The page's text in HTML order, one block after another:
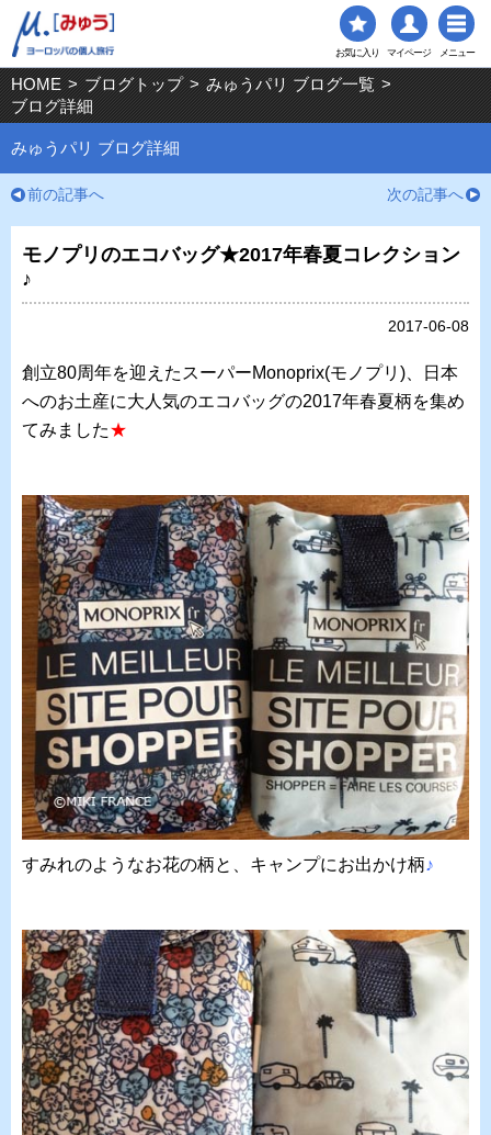
お気に入り マイページ メニュー
HOME > ブログトップ > みゅうパリ ブログ一覧 >
ブログ詳細
みゅうパリ ブログ詳細
前の記事へ 次の記事へ
モノプリのエコバッグ★2017年春夏コレクション
♪
2017-06-08
創立80周年を迎えたスーパーMonoprix(モノプリ)、日本
へのお土産に大人気のエコバッグの2017年春夏柄を集め
てみました★
すみれのようなお花の柄と、キャンプにお出かけ柄♪